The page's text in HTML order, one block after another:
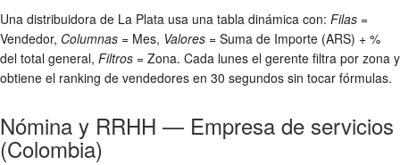
Una distribuidora de La Plata usa una tabla dinámica con: Filas =
Vendedor, Columnas = Mes, Valores = Suma de Importe (ARS) + %
del total general, Filtros = Zona. Cada lunes el gerente filtra por zona y
obtiene el ranking de vendedores en 30 segundos sin tocar fórmulas.
Nómina y RRHH — Empresa de servicios
(Colombia)